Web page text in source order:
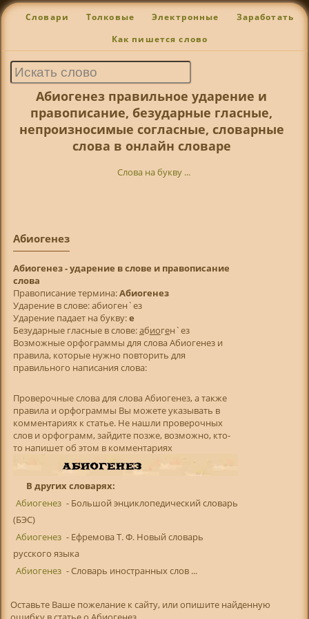
Словари Толковые Электронные Заработать
Как пишется слово
Абиогенез правильное ударение и
правописание, безударные гласные,
непроизносимые согласные, словарные
слова в онлайн словаре
Слова на букву ...
Абиогенез
Абиогенез - ударение в слове и правописание
слова
Правописание термина:Абиогенез
Ударение в слове: абиоген`ез
Ударение падает на букву:е
Безударные гласные в слове:абиоген`ез
Возможные орфограммы для слова Абиогенез и
правила, которые нужно повторить для
правильного написания слова:
Проверочные слова для слова Абиогенез, а также
правила и орфограммы Вы можете указывать в
комментариях к статье. Не нашли проверочных
слов и орфограмм, зайдите позже, возможно, кто-
то напишет об этом в комментариях
В других словарях:
Абиогенез - Большой энциклопедический словарь
(БЭС)
Абиогенез - Ефремова Т. Ф. Новый словарь
русского языка
Абиогенез - Словарь иностранных слов ...
Оставьте Ваше пожелание к сайту, или опишите найденную